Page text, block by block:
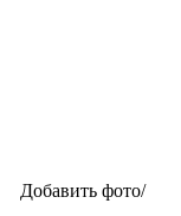
Добавить фото/